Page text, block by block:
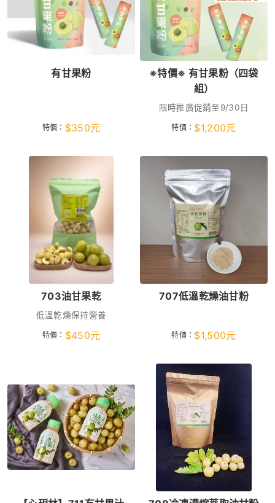
有甘果粉
特價： $350元
※特價※ 有甘果粉（四袋
組）
限時推廣促銷至9/30日
特價： $1,200元
703油甘果乾
低溫乾燥保持營養
特價： $450元
707低溫乾燥油甘粉
特價： $1,500元